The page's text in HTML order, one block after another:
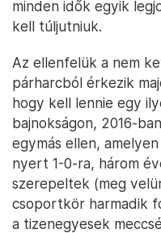
minden idők egyik
kell túljutniuk.
Az ellenfelük a nem
párharcból érkezik
hogy kell lennie egy
bajnokságon, 2016-
egymás ellen,
nyert 1-0-ra, három
szerepeltek (meg
csoportkör harmadik
a tizenegyesek